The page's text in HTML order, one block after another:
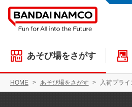
あそび場をさがす
HOME あそび場をさがす 入荷プライ